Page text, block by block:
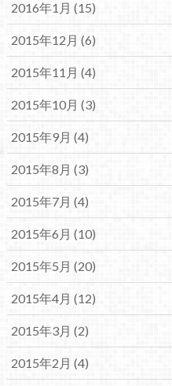
2016年1月 (15)
2015年12月 (6)
2015年11月 (4)
2015年10月 (3)
2015年9月 (4)
2015年8月 (3)
2015年7月 (4)
2015年6月 (10)
2015年5月 (20)
2015年4月 (12)
2015年3月 (2)
2015年2月 (4)